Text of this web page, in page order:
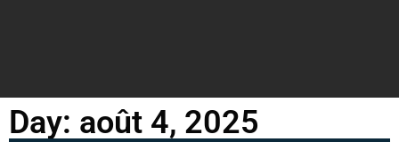
Day: août 4, 2025